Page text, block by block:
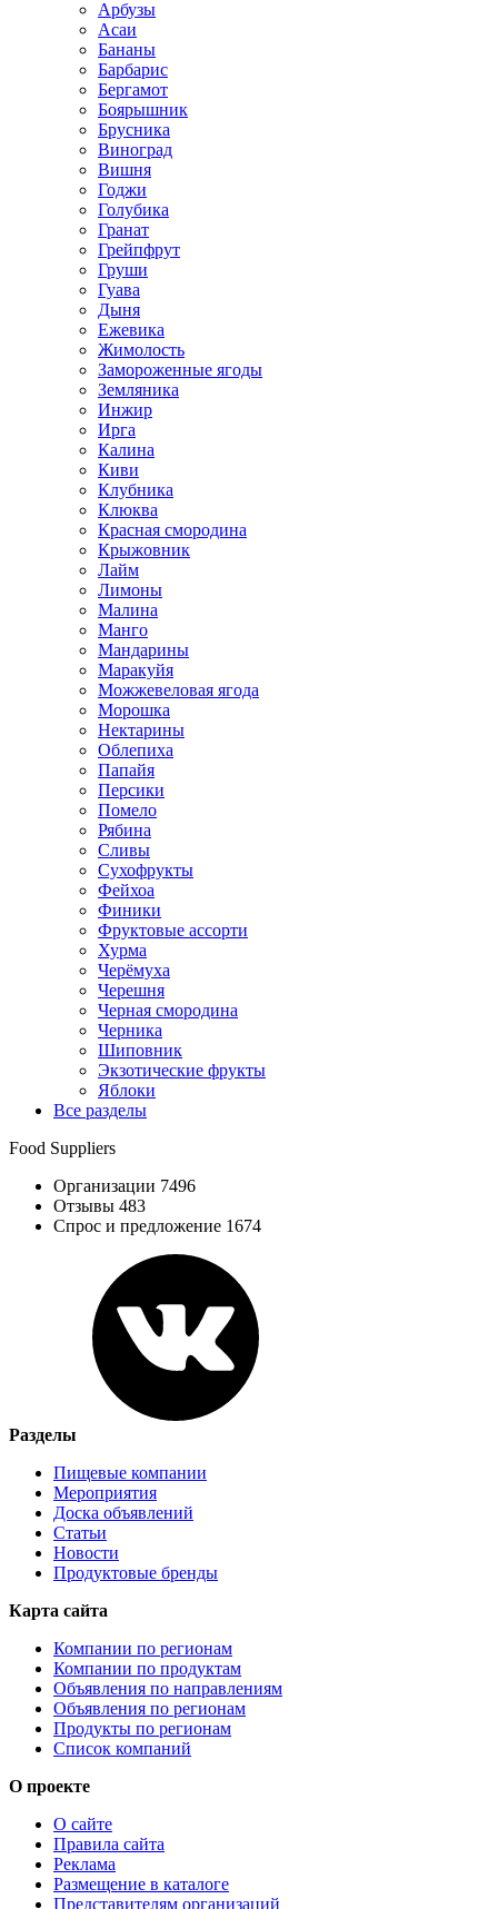
Арбузы
Асаи
Бананы
Барбарис
Бергамот
Боярышник
Брусника
Виноград
Вишня
Годжи
Голубика
Гранат
Грейпфрут
Груши
Гуава
Дыня
Ежевика
Жимолость
Замороженные ягоды
Земляника
Инжир
Ирга
Калина
Киви
Клубника
Клюква
Красная смородина
Крыжовник
Лайм
Лимоны
Малина
Манго
Мандарины
Маракуйя
Можжевеловая ягода
Морошка
Нектарины
Облепиха
Папайя
Персики
Помело
Рябина
Сливы
Сухофрукты
Фейхоа
Финики
Фруктовые ассорти
Хурма
Черёмуха
Черешня
Черная смородина
Черника
Шиповник
Экзотические фрукты
Яблоки
Все разделы
Food Suppliers
Организации 7496
Отзывы 483
Спрос и предложение 1674
Разделы
Пищевые компании
Мероприятия
Доска объявлений
Статьи
Новости
Продуктовые бренды
Карта сайта
Компании по регионам
Компании по продуктам
Объявления по направлениям
Объявления по регионам
Продукты по регионам
Список компаний
О проекте
О сайте
Правила сайта
Реклама
Размещение в каталоге
Представителям организаций